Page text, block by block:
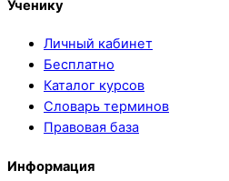
Ученику
Личный кабинет
Бесплатно
Каталог курсов
Словарь терминов
Правовая база
Информация